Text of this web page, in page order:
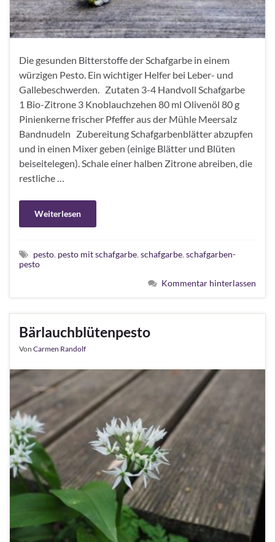
Die gesunden Bitterstoffe der Schafgarbe in einem
würzigen Pesto. Ein wichtiger Helfer bei Leber- und
Gallebeschwerden. Zutaten 3-4 Handvoll Schafgarbe
1 Bio-Zitrone 3 Knoblauchzehen 80 ml Olivenöl 80 g
Pinienkerne frischer Pfeffer aus der Mühle Meersalz
Bandnudeln Zubereitung Schafgarbenblätter abzupfen
und in einen Mixer geben (einige Blätter und Blüten
beiseitelegen). Schale einer halben Zitrone abreiben, die
restliche …
Weiterlesen
pesto, pesto mit schafgarbe, schafgarbe, schafgarben-
pesto
Kommentar hinterlassen
Bärlauchblütenpesto
Von Carmen Randolf